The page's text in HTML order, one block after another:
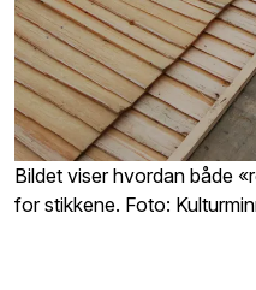
Bildet viser hvordan både
for stikkene. Foto: